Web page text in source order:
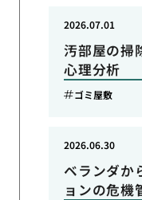
汚部屋の掃
心理分析
2026.07.01
ゴミ屋敷
ベランダか
ョンの危機
2026.06.30